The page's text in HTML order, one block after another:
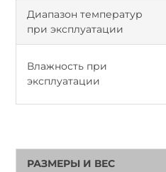
Диапазон температур
при эксплуатации
Влажность при
эксплуатации
РАЗМЕРЫ И ВЕС